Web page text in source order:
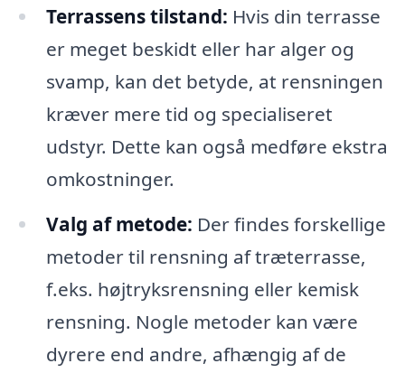
Terrassens tilstand: Hvis din terrasse
er meget beskidt eller har alger og
svamp, kan det betyde, at rensningen
kræver mere tid og specialiseret
udstyr. Dette kan også medføre ekstra
omkostninger.
Valg af metode: Der findes forskellige
metoder til rensning af træterrasse,
f.eks. højtryksrensning eller kemisk
rensning. Nogle metoder kan være
dyrere end andre, afhængig af de